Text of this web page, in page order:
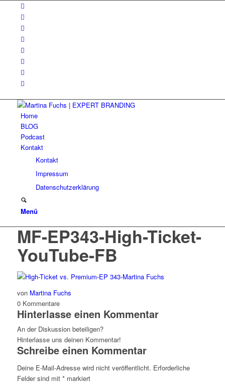
Home
BLOG
Podcast
Kontakt
Kontakt
Impressum
Datenschutzerklärung
Menü
MF-EP343-High-Ticket-
YouTube-FB
von Martina Fuchs
0 Kommentare
Hinterlasse einen Kommentar
An der Diskussion beteiligen?
Hinterlasse uns deinen Kommentar!
Schreibe einen Kommentar
Deine E-Mail-Adresse wird nicht veröffentlicht. Erforderliche
Felder sind mit *markiert